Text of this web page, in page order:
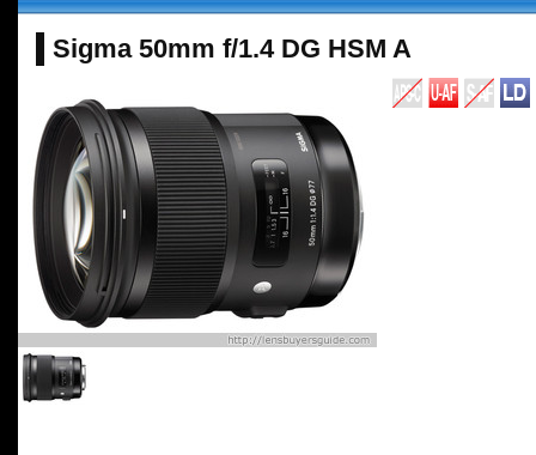
Sigma 50mm f/1.4 DG HSM A